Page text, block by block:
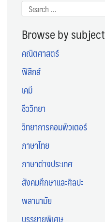
Search
for:
Browse by subject
คณิตศาสตร์
ฟิสิกส์
เคมี
ชีววิทยา
วิทยาการคอมพิวเตอร์
ภาษาไทย
ภาษาต่างประเทศ
สังคมศึกษาและศิลปะ
พลานามัย
บรรยายพิเศษ